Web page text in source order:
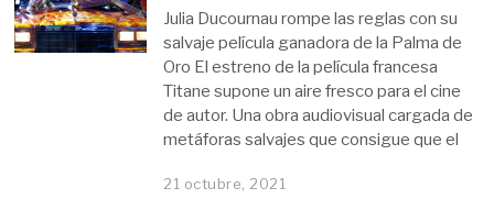
Julia Ducournau rompe las reglas con su
salvaje película ganadora de la Palma de
Oro El estreno de la película francesa
Titane supone un aire fresco para el cine
de autor. Una obra audiovisual cargada de
metáforas salvajes que consigue que el
21 octubre, 2021